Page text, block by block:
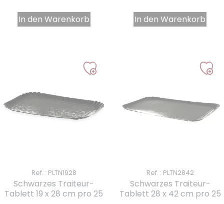
In den Warenkorb In den Warenkorb
Ref. : PLTN1928
Schwarzes Traiteur-
Tablett 19 x 28 cm pro 25
Ref. : PLTN2842
Schwarzes Traiteur-
Tablett 28 x 42 cm pro 25